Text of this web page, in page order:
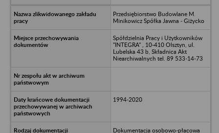
Przedsiębiorstwo Budowlane M.
Minikowicz Spółka Jawna - Giżycko
Spółdzielnia Pracy i Użytkowników
"INTEGRA" , 10-410 Olsztyn, ul.
Lubelska 43 b, Składnica Akt
Niearchiwalnych tel. 89 533-14-73
1994-2020
Dokumentacja osobowo-płacowa